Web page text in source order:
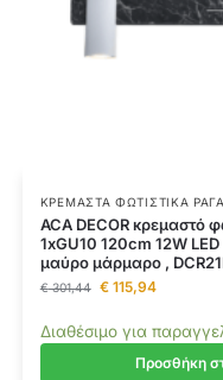
ΚΡΕΜΑΣΤΆ ΦΩΤΙΣΤΙΚΆ ΡΆΓΑ
ACA DECOR κρεμαστό
1xGU10 120cm 12W
μαύρο μάρμαρο ,
€301,44 €115,94
Διαθέσιμο για
Προσθήκη